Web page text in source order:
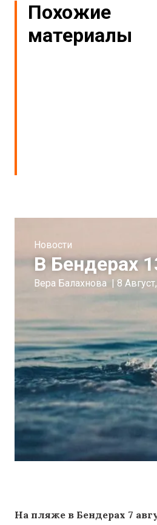
Похожие
материалы
Новости
В Бендерах
Вера Балахнова 8
На пляже в Бендерах 7